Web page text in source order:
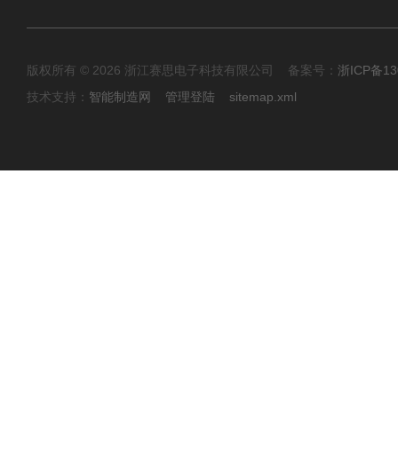
版权所有 © 2026 浙江赛思电子科技有限公司 备案号： 浙ICP备
技术支持： 智能制造网 管理登陆 sitemap.xml